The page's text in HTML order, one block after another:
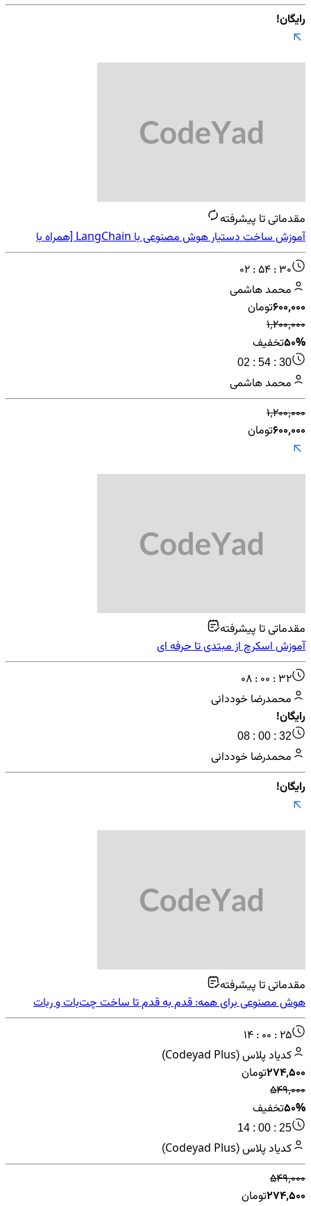
رایگان!
مقدماتی تا پیشرفته
آموزش ساخت دستیار هوش مصنوعی با LangChain [همراه با
کدنویسی + ساخت ابزار]
02 : 54 : 30
محمد هاشمی
۶۰۰٬۰۰۰تومان
۱٬۲۰۰٬۰۰۰
50%تخفیف
02 : 54 : 30
محمد هاشمی
۱٬۲۰۰٬۰۰۰
۶۰۰٬۰۰۰تومان
مقدماتی تا پیشرفته
آموزش اسکرچ از مبتدی تا حرفه ای
08 : 00 : 32
محمدرضا خوددانی
رایگان!
08 : 00 : 32
محمدرضا خوددانی
رایگان!
مقدماتی تا پیشرفته
هوش مصنوعی برای همه: قدم به قدم تا ساخت چت‌بات و ربات
سفارش‌گیر
14 : 00 : 25
کدیاد پلاس (Codeyad Plus)
۲۷۴٬۵۰۰تومان
۵۴۹٬۰۰۰
50%تخفیف
14 : 00 : 25
کدیاد پلاس (Codeyad Plus)
۵۴۹٬۰۰۰
۲۷۴٬۵۰۰تومان